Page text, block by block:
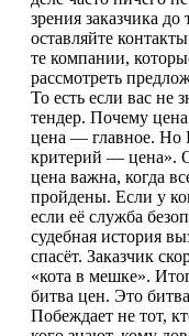
зрения заказчика до
оставляйте
те компании,
рассмотреть
То есть если вас не
тендер. Почему
цена — главное. Но
критерий — цена».
цена важна, когда
пройдены. Если у
если её служба
судебная история
спасёт. Заказчик
«кота в мешке».
битва цен. Это
Побеждает не тот,